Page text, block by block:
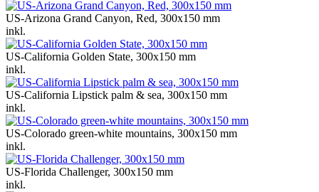
US-Arizona Grand Canyon, Red, 300x150 mm
inkl.
US-California Golden State, 300x150 mm
inkl.
US-California Lipstick palm & sea, 300x150 mm
inkl.
US-Colorado green-white mountains, 300x150 mm
inkl.
US-Florida Challenger, 300x150 mm
inkl.